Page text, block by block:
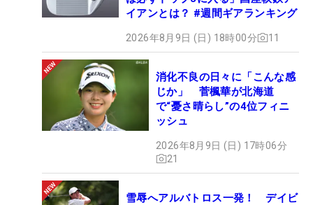
イアンとは？ #週間ギアランキング
2026年8月9日 (日) 18時00分 11
消化不良の日々に「こんな感
じか」 菅楓華が北海道
で“憂さ晴らし”の4位フィニ
ッシュ
2026年8月9日 (日) 17時06分
21
雪辱へアルバトロス一発！ デイビ